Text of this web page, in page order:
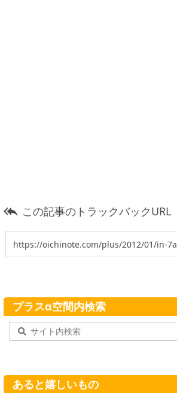
 この記事のトラックバックURL
プラスα空間内検索
あると嬉しいもの